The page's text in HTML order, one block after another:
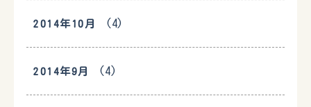
2014年10月 (4)
2014年9月 (4)